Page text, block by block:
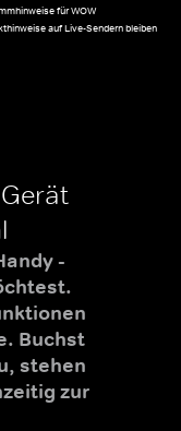
für WOW
auf Live-Sendern bleiben
-
Buchst
stehen
zur